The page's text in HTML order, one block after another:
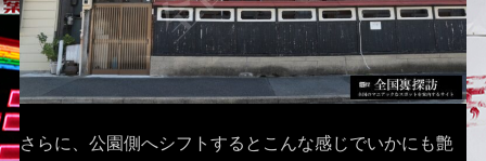
さらに、公園側へシフトするとこんな感じでいかにも艶